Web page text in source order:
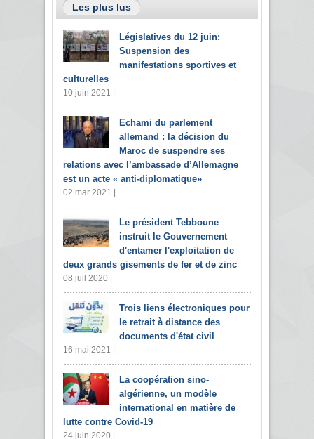
Les plus lus
Législatives du 12 juin:
Suspension des
manifestations sportives et
culturelles
10 juin 2021 |
Echami du parlement
allemand : la décision du
Maroc de suspendre ses
relations avec l’ambassade d’Allemagne
est un acte « anti-diplomatique»
02 mar 2021 |
Le président Tebboune
instruit le Gouvernement
d'entamer l'exploitation de
deux grands gisements de fer et de zinc
08 juil 2020 |
Trois liens électroniques pour
le retrait à distance des
documents d'état civil
16 mai 2021 |
La coopération sino-
algérienne, un modèle
international en matière de
lutte contre Covid-19
24 juin 2020 |